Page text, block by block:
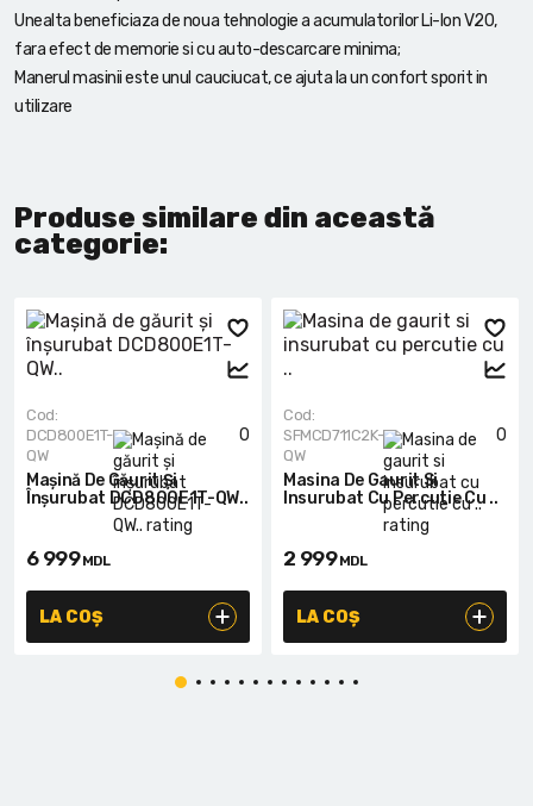
Unealta beneficiaza de noua tehnologie a acumulatorilor Li-Ion V20,
fara efect de memorie si cu auto-descarcare minima;
Manerul masinii este unul cauciucat, ce ajuta la un confort sporit in
utilizare
Produse similare din această
categorie:
0
Cod:
DCD800E1T-
QW
Mașină De Găurit Și
Înșurubat DCD800E1T-QW..
6 999 MDL
LA COȘ
0
Cod:
SFMCD711C2K-
QW
Masina De Gaurit Si
Insurubat Cu Percutie Cu ..
2 999 MDL
LA COȘ